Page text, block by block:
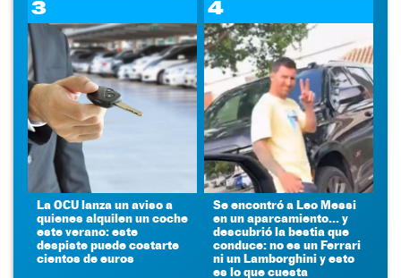
3
La OCU lanza un aviso a
quienes alquilen un coche
este verano: este
despiste puede costarte
cientos de euros
4
Se encontró a Leo Messi
en un aparcamiento... y
descubrió la bestia que
conduce: no es un Ferrari
ni un Lamborghini y esto
es lo que cuesta